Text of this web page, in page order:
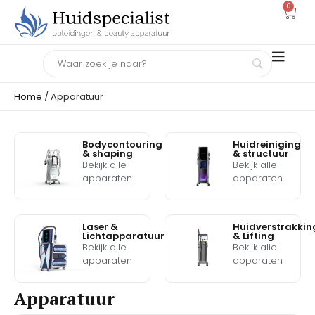
0
Home / Apparatuur
Bodycontouring
& shaping
Bekijk alle
apparaten
Huidreiniging
& structuur
Bekijk alle
apparaten
Laser &
Lichtapparatuur
Bekijk alle
apparaten
& Lifting
Bekijk alle
apparaten
Apparatuur